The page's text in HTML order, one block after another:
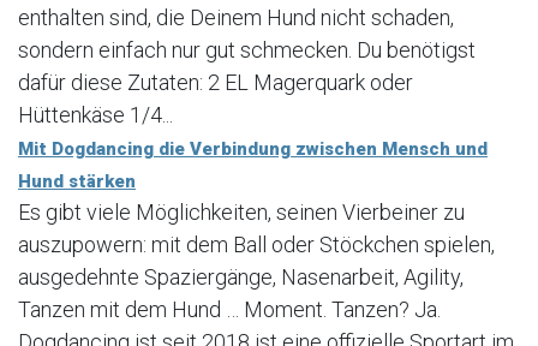
enthalten sind, die Deinem Hund nicht schaden,
sondern einfach nur gut schmecken. Du benötigst
dafür diese Zutaten: 2 EL Magerquark oder
Hüttenkäse 1/4...
Mit Dogdancing die Verbindung zwischen Mensch und
Hund stärken
Es gibt viele Möglichkeiten, seinen Vierbeiner zu
auszupowern: mit dem Ball oder Stöckchen spielen,
ausgedehnte Spaziergänge, Nasenarbeit, Agility,
Tanzen mit dem Hund … Moment. Tanzen? Ja.